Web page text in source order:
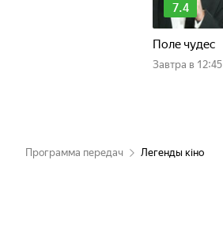
7.4
Поле чудес
Завтра в 12:45
Программа передач Легенды кіно